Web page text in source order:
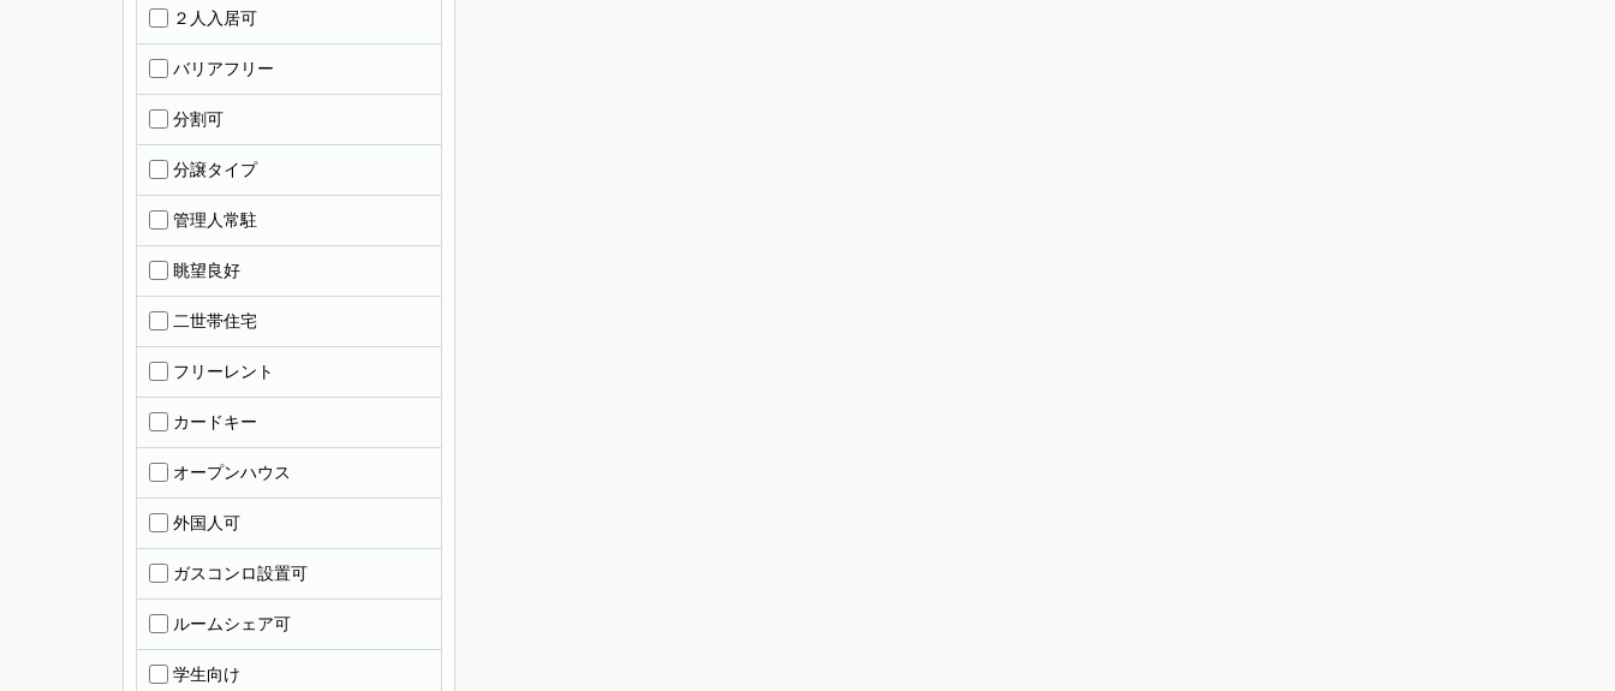
２人入居可
バリアフリー
分割可
分譲タイプ
管理人常駐
眺望良好
二世帯住宅
フリーレント
カードキー
オープンハウス
外国人可
ガスコンロ設置可
ルームシェア可
学生向け